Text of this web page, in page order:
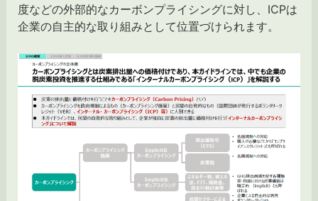
度などの外部的なカーボンプライシングに対し、ICPは
企業の自主的な取り組みとして位置づけられます。